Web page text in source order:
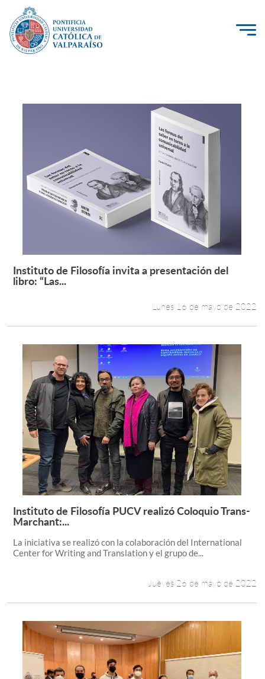
Admisión
Formación Continua
Funcionarios
Alumni
English
Leer más +
Instituto de Filosofía invita a presentación del
libro: “Las...
Lunes 16 de mayo de 2022
Leer más +
Instituto de Filosofía PUCV realizó Coloquio Trans-
Marchant:...
La iniciativa se realizó con la colaboración del International
Center for Writing and Translation y el grupo de...
Jueves 26 de mayo de 2022